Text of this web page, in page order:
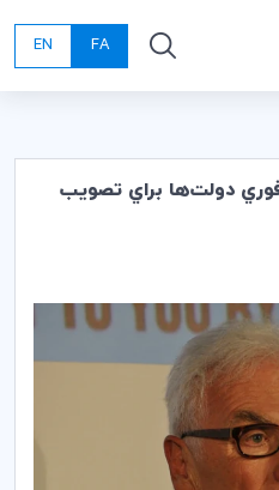
FA
EN
دولت‌ها براي تصويب